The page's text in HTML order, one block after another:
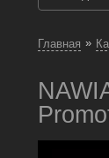
Главная »